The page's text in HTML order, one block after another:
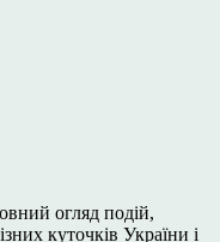
огляд подій,
куточків України і